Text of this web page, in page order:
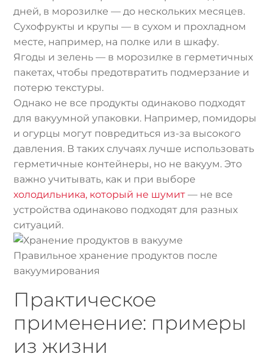
дней, в морозилке — до нескольких месяцев.
Сухофрукты и крупы — в сухом и прохладном
месте, например, на полке или в шкафу.
Ягоды и зелень — в морозилке в герметичных
пакетах, чтобы предотвратить подмерзание и
потерю текстуры.
Однако не все продукты одинаково подходят
для вакуумной упаковки. Например, помидоры
и огурцы могут повредиться из-за высокого
давления. В таких случаях лучше использовать
герметичные контейнеры, но не вакуум. Это
важно учитывать, как и при выборе
холодильника, который не шумит — не все
устройства одинаково подходят для разных
ситуаций.
Правильное хранение продуктов после
вакуумирования
Практическое
применение: примеры
из жизни